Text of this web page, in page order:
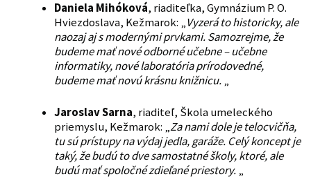
Daniela Mihóková, riaditeľka, Gymnázium P. O.
Hviezdoslava, Kežmarok: „Vyzerá to historicky, ale
naozaj aj s modernými prvkami. Samozrejme, že
budeme mať nové odborné učebne – učebne
informatiky, nové laboratória prírodovedné,
budeme mať novú krásnu knižnicu.„
Jaroslav Sarna, riaditeľ, Škola umeleckého
priemyslu, Kežmarok: „Za nami dole je telocvičňa,
tu sú prístupy na výdaj jedla, garáže. Celý koncept je
taký, že budú to dve samostatné školy, ktoré, ale
budú mať spoločné zdieľané priestory.„